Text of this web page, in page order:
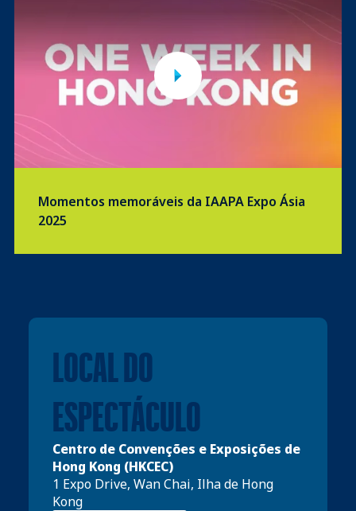
Momentos memoráveis da IAAPA Expo Ásia
2025
LOCAL DO
ESPECTÁCULO
Centro de Convenções e Exposições de
Hong Kong (HKCEC)
1 Expo Drive, Wan Chai, Ilha de Hong
Kong